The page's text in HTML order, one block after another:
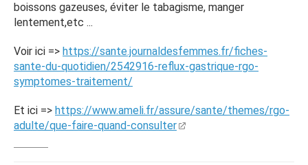
boissons gazeuses, éviter le tabagisme, manger
lentement,etc ...
Voir ici => https://sante.journaldesfemmes.fr/fiches-
sante-du-quotidien/2542916-reflux-gastrique-rgo-
symptomes-traitement/
Et ici => https://www.ameli.fr/assure/sante/themes/rgo-
adulte/que-faire-quand-consulter